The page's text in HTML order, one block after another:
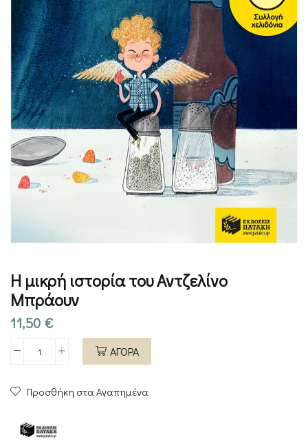
Η μικρή ιστορία του Αντζελίνο
Μπράουν
11,50 €
Η
ιστορία
Αντζελίνο
ΑΓΟΡΑ
Προσθήκη στα Αγαπημένα